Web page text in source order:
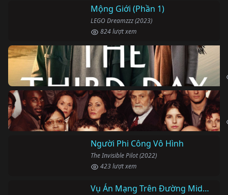
Mộng Giới (Phần 1)
LEGO Dreamzzz (2023)
824 lượt xem
Vụ Án Mạng Trên Đường Middle Beach